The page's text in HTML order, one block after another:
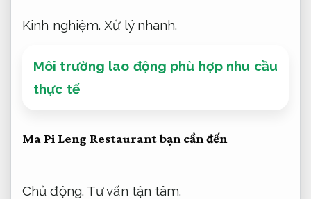
Kinh nghiệm. Xử lý nhanh.
Môi trường lao động phù hợp nhu cầu
thực tế
Ma Pi Leng Restaurant bạn cần đến
Chủ động. Tư vấn tận tâm.